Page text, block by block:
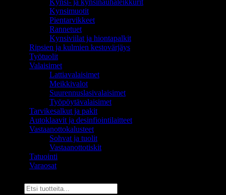
Kynsimuotit
Pientarvikkeet
Rannetuet
Kynsiviilat ja hiontapalkit
Ripsien ja kulmien kestovärjäys
Työtuolit
Valaisimet
Lattiavalaisimet
Meikkivalot
Suurennuslasivalaisimet
Työpöytävalaisimet
Tarvikesalkut ja pakit
Autoklaavit ja desinfiointilaitteet
Vastaanottokalusteet
Sohvat ja tuolit
Vastaanottotiskit
Tatuointi
Varaosat
Etsi: